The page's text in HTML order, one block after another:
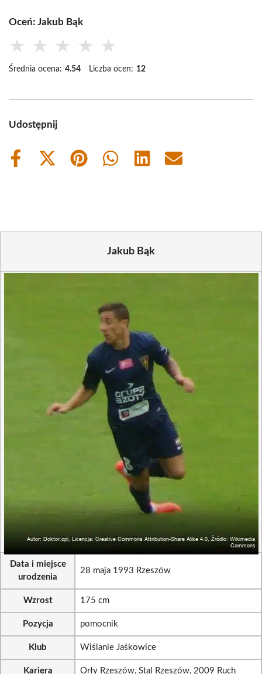
Oceń: Jakub Bąk
★ ★ ★ ★ ★
Średnia ocena: 4.54 Liczba ocen: 12
Udostępnij
Share
Share
Share
Share
Share
Share
Jakub Bąk
Data i miejsce
urodzenia
28 maja 1993 Rzeszów
Wzrost 175 cm
Pozycja pomocnik
Klub Wiślanie Jaśkowice
Kariera
Orły Rzeszów, Stal Rzeszów, 2009 Ruch